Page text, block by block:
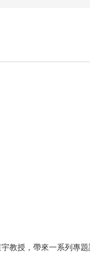
教授，帶來一系列專